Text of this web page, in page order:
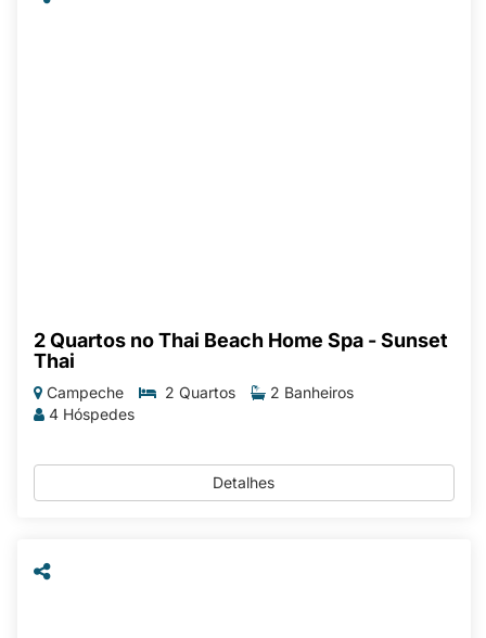
2 Quartos no Thai Beach Home Spa - Sunset
Thai
Campeche 2 Quartos
2 Banheiros
4 Hóspedes
Detalhes